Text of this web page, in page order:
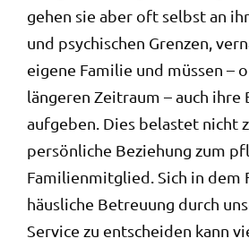
gehen sie aber oft selbst an
und psychischen Grenzen,
eigene Familie und müssen –
längeren Zeitraum – auch
aufgeben. Dies belastet nicht
persönliche Beziehung zum
Familienmitglied. Sich in dem
häusliche Betreuung durch
Service zu entscheiden kann